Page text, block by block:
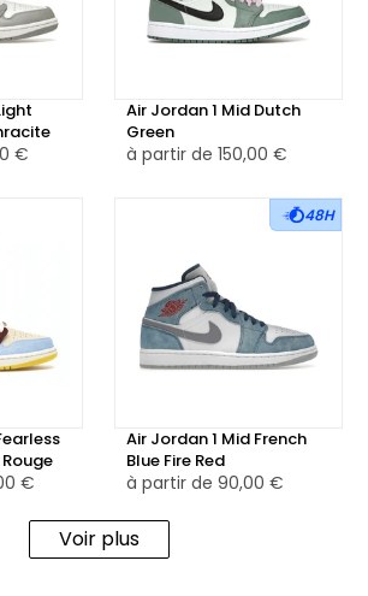
noir.
dissimulée dans le talon. Elle repose
en caoutchouc noir, dotée du
en neuf ou en version reconditionnée
cette silhouette est pensée pour les
revisités au style affirmé.
€
Air Jordan 1 Mid Dutch
Green
à partir de 150,00 €
€
48H
Air Jordan 1 Mid French
Blue Fire Red
à partir de 90,00 €
Voir plus